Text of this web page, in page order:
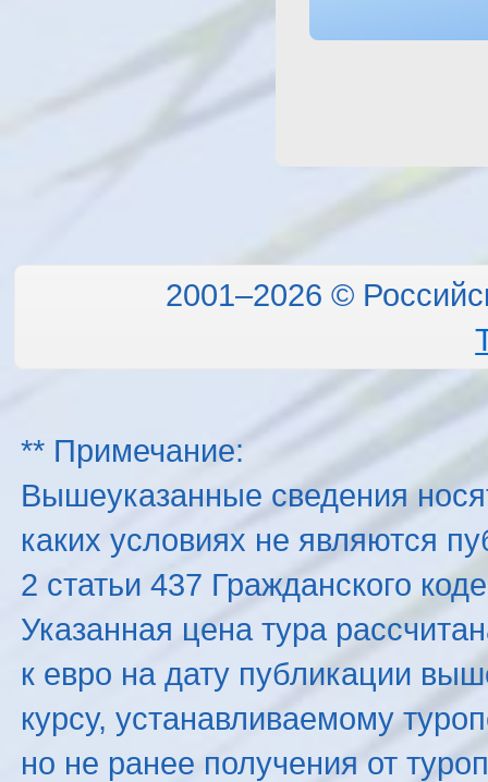
2001–2026 ©
** Примечание:
Вышеуказанные сведения
каких условиях не являются
2 статьи 437 Гражданского
Указанная цена тура
к евро на дату публикации
курсу, устанавливаемому
но не ранее получения от